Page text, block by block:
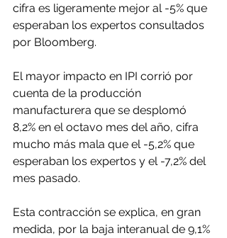
cifra es ligeramente mejor al -5% que
esperaban los expertos consultados
por Bloomberg.
El mayor impacto en IPI corrió por
cuenta de la producción
manufacturera que se desplomó
8,2% en el octavo mes del año, cifra
mucho más mala que el -5,2% que
esperaban los expertos y el -7,2% del
mes pasado.
Esta contracción se explica, en gran
medida, por la baja interanual de 9,1%